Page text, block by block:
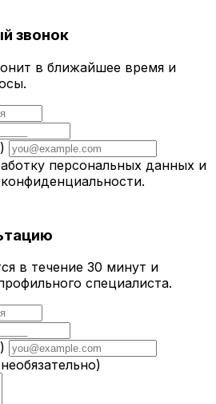
звонок
в ближайшее время и
персональных данных и
.
в течение 30 минут и
специалиста.